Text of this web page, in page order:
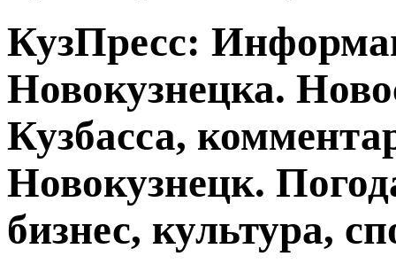
КузПресс:
Новокузнецка.
Кузбасса,
Новокузнецк.
бизнес, культура,